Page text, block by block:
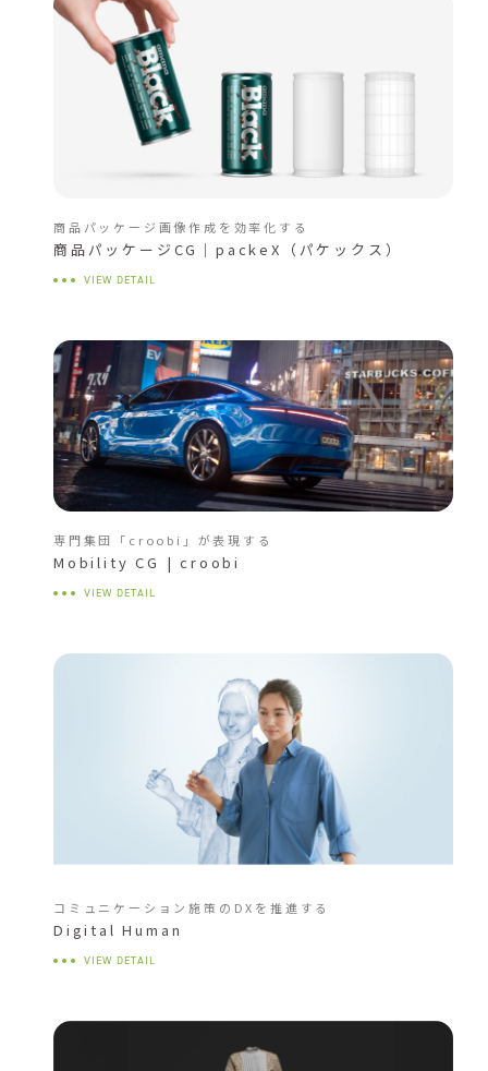
商品パッケージ画像作成を効率化する
商品パッケージCG｜packeX（パケックス）
VIEW DETAIL
専門集団「croobi」が表現する
Mobility CG | croobi
VIEW DETAIL
コミュニケーション施策のDXを推進する
Digital Human
VIEW DETAIL